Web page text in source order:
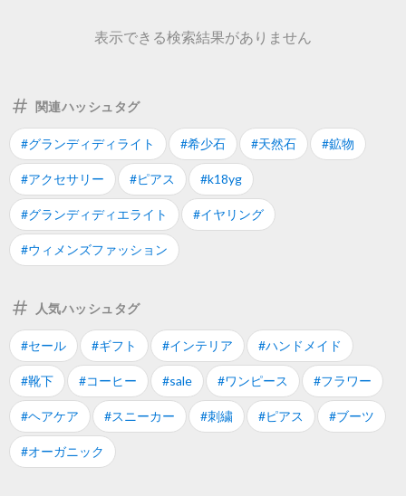
表示できる検索結果がありません
関連ハッシュタグ
#グランディディライト #希少石 #天然石 #鉱物
#アクセサリー #ピアス #k18yg
#グランディディエライト #イヤリング
#ウィメンズファッション
人気ハッシュタグ
#セール #ギフト #インテリア #ハンドメイド
#靴下 #コーヒー #sale #ワンピース #フラワー
#ヘアケア #スニーカー #刺繍 #ピアス #ブーツ
#オーガニック